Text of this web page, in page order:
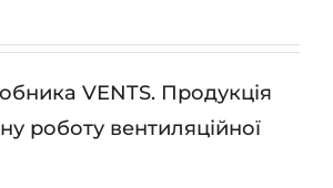
VENTS. Продукція
роботу вентиляційної